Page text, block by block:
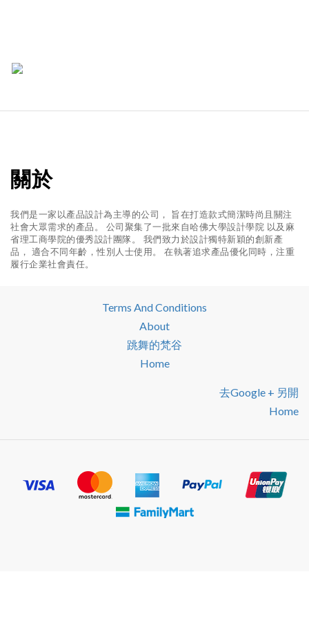
關於
我們是一家以產品設計為主導的公司， 旨在打造款式簡潔時尚且關注
社會大眾需求的產品。 公司聚集了一批來自哈佛大學設計學院 以及麻
省理工商學院的優秀設計團隊。 我們致力於設計獨特新穎的創新產
品， 適合不同年齡，性別人士使用。 在執著追求產品優化同時，注重
履行企業社會責任。
Terms And Conditions
About
跳舞的梵谷
Home
去google + 另開
Home